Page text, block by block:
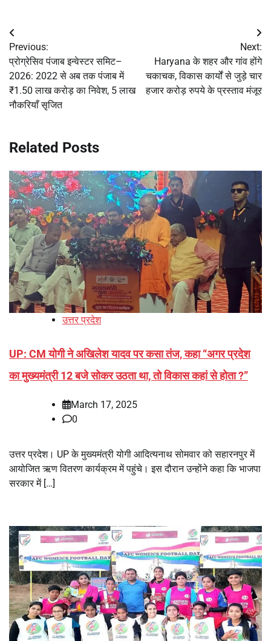
Post
navigation
Previous:
प्रोग्रेसिव पंजाब इन्वेस्टर समिट–
2026: 2022 से अब तक पंजाब में
₹1.50 लाख करोड़ का निवेश, 5 लाख
नौकरियाँ सृजित
Next:
Haryana के शहर और गांव होंगे
चकाचक, विकास कार्यों से जुड़े चार
हजार करोड़ रुपये के प्रस्ताव मंजूर
Related Posts
उत्तर प्रदेश
UP: CM योगी ने अखिलेश यादव पर कसा तंज, कहा “अगर प्रदेश
का मुख्यमंत्री 12 बजे सोकर उठता था, तो विकास कहां से होता ?”
March 17, 2025
0
उत्तर प्रदेश। UP के मुख्यमंत्री योगी आदित्यनाथ सोमवार को सहारनपुर में
आयोजित ऋण वितरण कार्यक्रम में पहुंचे। इस दौरान उन्होंने कहा कि भाजपा
सरकार में […]